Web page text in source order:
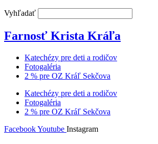
Vyhľadať
Farnosť Krista Kráľa
Katechézy pre deti a rodičov
Fotogaléria
2 % pre OZ Kráľ Sekčova
Katechézy pre deti a rodičov
Fotogaléria
2 % pre OZ Kráľ Sekčova
FacebookYoutube Instagram